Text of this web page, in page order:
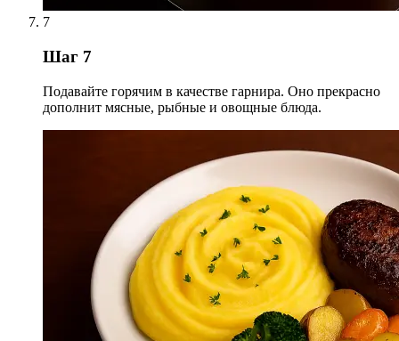
7
Шаг 7
Подавайте горячим в качестве гарнира. Оно прекрасно
дополнит мясные, рыбные и овощные блюда.